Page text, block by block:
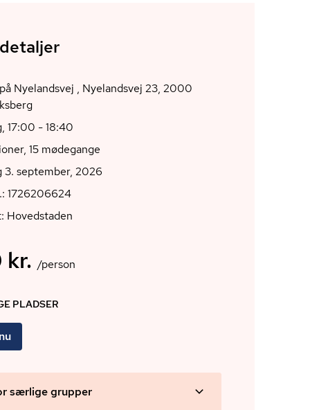
Nyelandsvej , Nyelandsvej 23, 2000
17:00 - 18:40
15 mødegange
3. september, 2026
1726206624
Hovedstaden
kr. /person
PLADSER
særlige grupper